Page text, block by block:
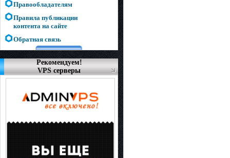
Правообладателям
Правила публикации
контента на сайте
Обратная связь
Рекомендуем!
VPS серверы